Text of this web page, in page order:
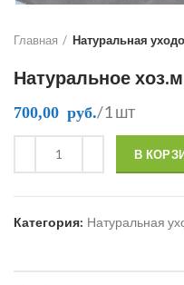
Главная Натуральная
Натуральное
700,00 руб. /1 шт
В
Категория: Натуральная